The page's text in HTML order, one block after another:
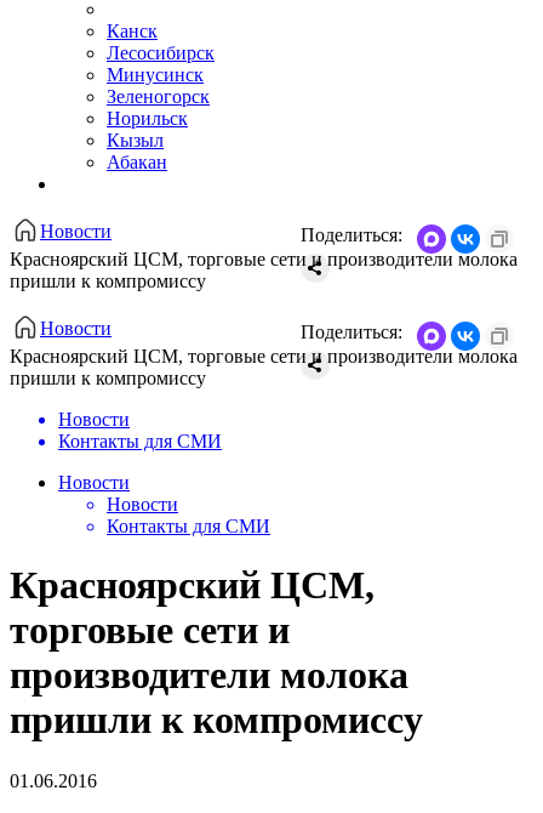
Канск
Лесосибирск
Минусинск
Зеленогорск
Норильск
Кызыл
Абакан
Новости
​Красноярский ЦСМ, торговые сети и производители молока
пришли к компромиссу
Поделиться:
Новости
​Красноярский ЦСМ, торговые сети и производители молока
пришли к компромиссу
Поделиться:
Новости
Контакты для СМИ
Новости
Новости
Контакты для СМИ
​Красноярский ЦСМ,
торговые сети и
производители молока
пришли к компромиссу
01.06.2016